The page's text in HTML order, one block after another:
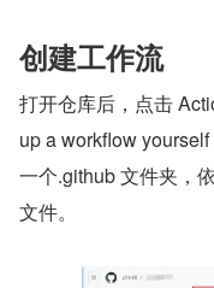
创建工作流
打开仓库后，点击
up a workflow
一个.github 文件夹，
文件。